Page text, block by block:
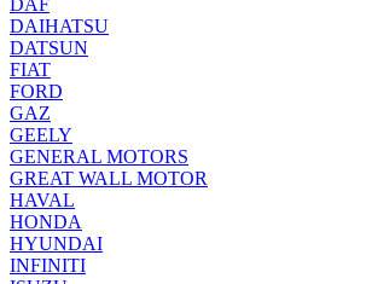
DAIHATSU
DATSUN
FIAT
FORD
GAZ
GEELY
GENERAL MOTORS
GREAT WALL MOTOR
HAVAL
HONDA
HYUNDAI
INFINITI